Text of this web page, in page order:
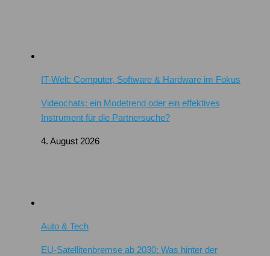
IT-Welt: Computer, Software & Hardware im Fokus
Videochats: ein Modetrend oder ein effektives
Instrument für die Partnersuche?
4. August 2026
Auto & Tech
EU-Satellitenbremse ab 2030: Was hinter der